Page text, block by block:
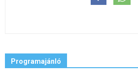
Programajánló